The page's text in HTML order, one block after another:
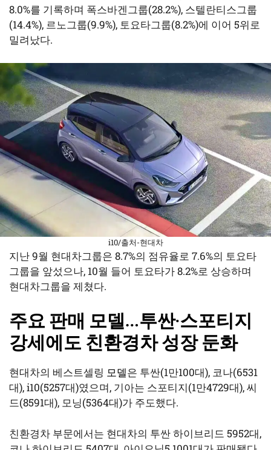
8.0%를 기록하며 폭스바겐그룹(28.2%), 스텔란티스그룹
(14.4%), 르노그룹(9.9%), 토요타그룹(8.2%)에 이어 5위로
밀려났다.
i10/출처-현대차
지난 9월 현대차그룹은 8.7%의 점유율로 7.6%의 토요타
그룹을 앞섰으나, 10월 들어 토요타가 8.2%로 상승하며
현대차그룹을 제쳤다.
주요 판매 모델…투싼·스포티지
강세에도 친환경차 성장 둔화
현대차의 베스트셀링 모델은 투싼(1만100대), 코나(6531
대), i10(5257대)였으며, 기아는 스포티지(1만4729대), 씨
드(8591대), 모닝(5364대)가 주도했다.
친환경차 부문에서는 현대차의 투싼 하이브리드 5952대,